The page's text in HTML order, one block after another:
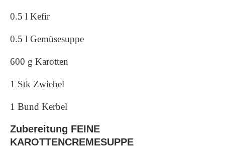
0.5 l Kefir
0.5 l Gemüsesuppe
600 g Karotten
1 Stk Zwiebel
1 Bund Kerbel
Zubereitung FEINE
KAROTTENCREMESUPPE